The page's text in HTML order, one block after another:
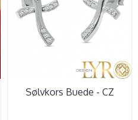
Sølvkors Buede - CZ